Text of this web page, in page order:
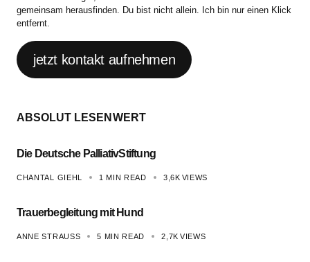
gemeinsam herausfinden. Du bist nicht allein. Ich bin nur einen Klick
entfernt.
jetzt kontakt aufnehmen
ABSOLUT LESENWERT
Die Deutsche PalliativStiftung
CHANTAL GIEHL 1 MIN READ 3,6K VIEWS
Trauerbegleitung mit Hund
ANNE STRAUSS 5 MIN READ 2,7K VIEWS